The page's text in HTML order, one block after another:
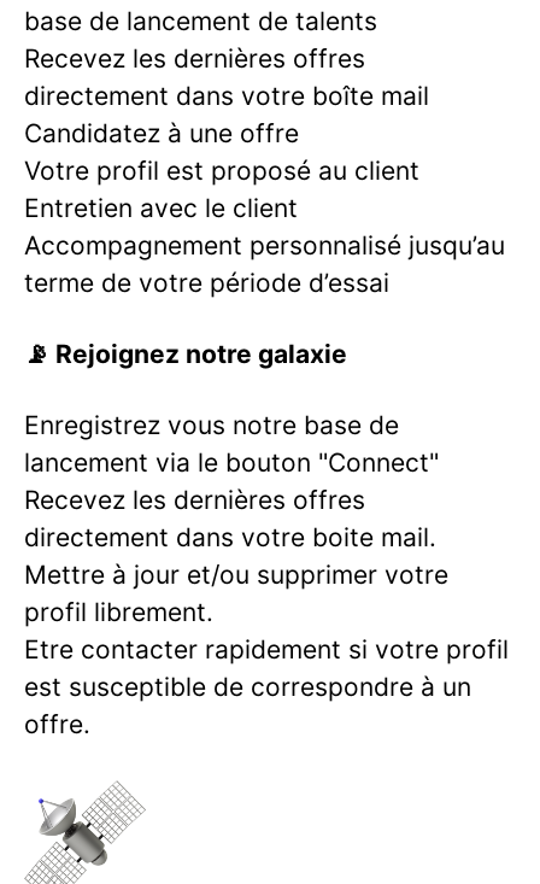
base de lancement de talents
Recevez les dernières offres
directement dans votre boîte mail
Candidatez à une offre
Votre profil est proposé au client
Entretien avec le client
Accompagnement personnalisé jusqu’au
terme de votre période d’essai
📡 Rejoignez notre galaxie
Enregistrez vous notre base de
lancement via le bouton "Connect"
Recevez les dernières offres
directement dans votre boite mail.
Mettre à jour et/ou supprimer votre
profil librement.
Etre contacter rapidement si votre profil
est susceptible de correspondre à un
offre.